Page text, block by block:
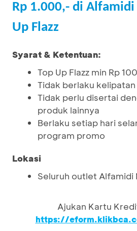
Rp 1.000,- di Alfamidi
Up Flazz
Syarat & Ketentuan:
Top Up Flazz min Rp
Tidak berlaku kelipatan
Tidak perlu disertai
produk lainnya
Berlaku setiap hari
program promo
Lokasi
Seluruh outlet Alfamidi
Ajukan Kartu
https://